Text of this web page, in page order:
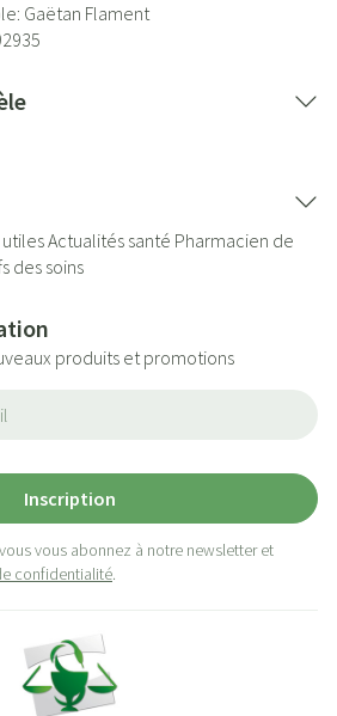
Gaëtan Flament
utilesActualités santé Pharmacien de
des soins
produits et promotions
Inscription
vous abonnez à notre newsletter et
confidentialité.